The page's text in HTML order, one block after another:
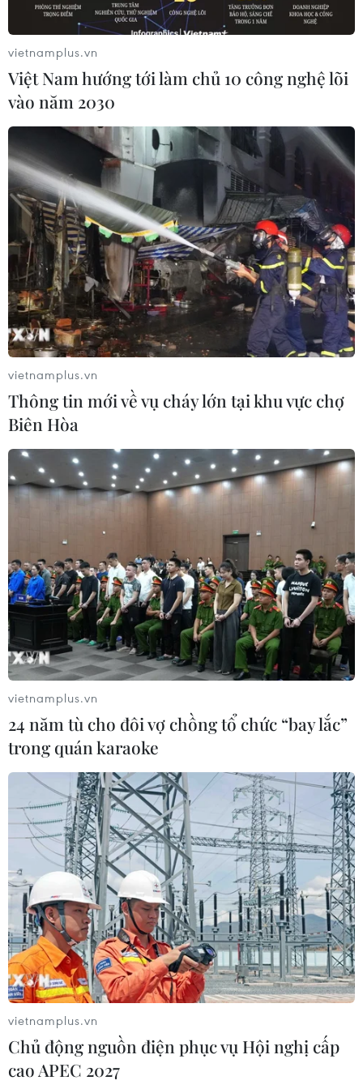
Hamas nêu thời hạn phản hồi đề xuất
ngừng bắn của Israel
15/04/2025 14:36
Hamas vẫn đang tiến hành các cuộc tham vấn chuyên
sâu trong ban lãnh đạo, cũng như tham vấn các phe
phái kháng chiến để xây dựng lập trường thống nhất.
vietnamplus.vn
Việt Nam hướng tới làm chủ 10 công nghệ lõi
vào năm 2030
vietnamplus.vn
Thông tin mới về vụ cháy lớn tại khu vực chợ
Biên Hòa
vietnamplus.vn
24 năm tù cho đôi vợ chồng tổ chức “bay lắc”
trong quán karaoke
vietnamplus.vn
Chủ động nguồn điện phục vụ Hội nghị cấp
cao APEC 2027